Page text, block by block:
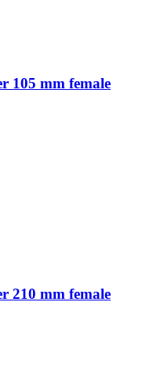
105 mm female
210 mm female